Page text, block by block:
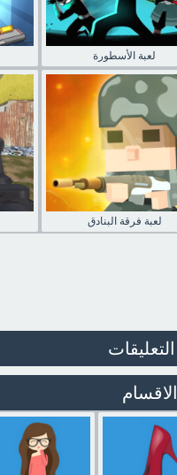
لعبة الأسطورة
لعبة فرقة البنادق
التعليقات
الاقسام